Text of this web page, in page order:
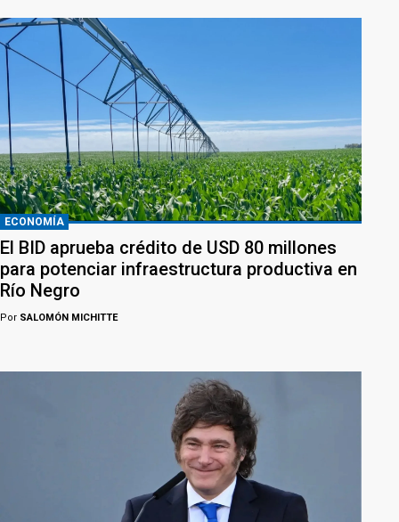
ECONOMÍA
El BID aprueba crédito de USD 80 millones
para potenciar infraestructura productiva en
Río Negro
Por SALOMÓN MICHITTE